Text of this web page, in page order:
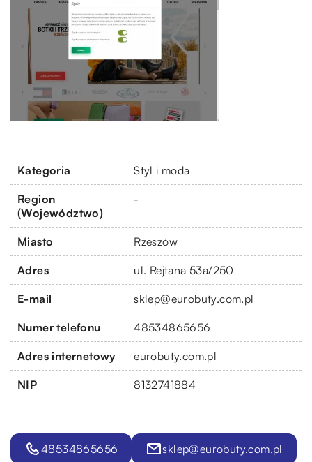
Kategoria Styl i moda
Region
(Województwo)
-
Miasto Rzeszów
Adres ul. Rejtana 53a/250
E-mail sklep@eurobuty.com.pl
Numer telefonu 48534865656
Adres internetowy eurobuty.com.pl
NIP 8132741884
48534865656 sklep@eurobuty.com.pl